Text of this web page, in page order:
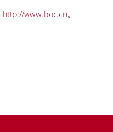
http://www.boc.cn。